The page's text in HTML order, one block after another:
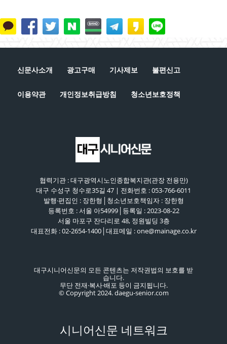
신문사소개 광고구매 기사제보 불편신고
이용약관 개인정보취급방침 청소년보호정책
협력기관 : 대구광역시노인종합복지관(관장 전용만)
대구 수성구 청수로35길 47 | 전화번호 : 053-766-6011
발행·편집인 : 장한형│청소년보호책임자 : 장한형
등록번호 : 서울 아54999│등록일 : 2023-08-22
서울 마포구 잔다리로 48, 정원빌딩 3층
대표전화 : 02-2654-1400│대표메일 : one@mainage.co.kr
대구시니어신문의 모든 콘텐츠는 저작권법의 보호를 받
습니다.
무단 전재·복사·배포 등이 금지됩니다.
© Copyright 2024. daegu-senior.com
시니어신문 네트워크